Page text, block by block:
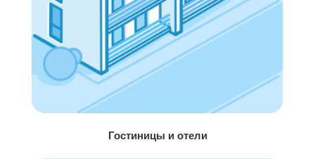
Гостиницы и отели